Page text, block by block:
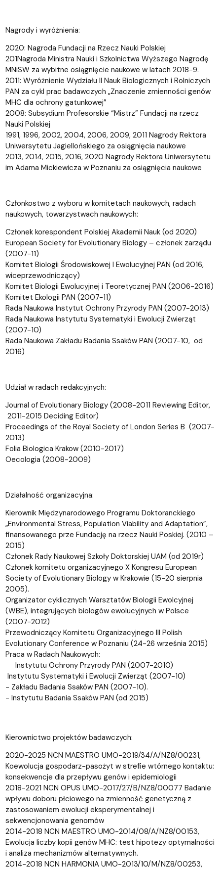
Nagrody i wyróżnienia:
2020: Nagroda Fundacji na Rzecz Nauki Polskiej
201Nagroda Ministra Nauki i Szkolnictwa Wyższego Nagrodę
MNiSW za wybitne osiągnięcie naukowe w latach 2018-9.
2011: Wyróżnienie Wydziału II Nauk Biologicznych i Rolniczych
PAN za cykl prac badawczych „Znaczenie zmienności genów
MHC dla ochrony gatunkowej”
2008: Subsydium Profesorskie “Mistrz” Fundacji na rzecz
Nauki Polskiej
1991, 1996, 2002, 2004, 2006, 2009, 2011 Nagrody Rektora
Uniwersytetu Jagiellońskiego za osiągnięcia naukowe
2013, 2014, 2015, 2016, 2020 Nagrody Rektora Uniwersytetu
im Adama Mickiewicza w Poznaniu za osiągnięcia naukowe
Członkostwo z wyboru w komitetach naukowych, radach
naukowych, towarzystwach naukowych:
Członek korespondent Polskiej Akademii Nauk (od 2020)
European Society for Evolutionary Biology – członek zarządu
(2007-11)
Komitet Biologii Środowiskowej I Ewolucyjnej PAN (od 2016,
wiceprzewodniczący)
Komitet Biologii Ewolucyjnej i Teoretycznej PAN (2006-2016)
Komitet Ekologii PAN (2007-11)
Rada Naukowa Instytut Ochrony Przyrody PAN (2007-2013)
Rada Naukowa Instytutu Systematyki i Ewolucji Zwierząt
(2007-10)
Rada Naukowa Zakładu Badania Ssaków PAN (2007-10, od
2016)
Udział w radach redakcyjnych:
Journal of Evolutionary Biology (2008-2011 Reviewing Editor,
2011-2015 Deciding Editor)
Proceedings of the Royal Society of London Series B (2007-
2013)
Folia Biologica Krakow (2010-2017)
Oecologia (2008-2009)
Działalność organizacyjna:
Kierownik Międzynarodowego Programu Doktoranckiego
„Environmental Stress, Population Viability and Adaptation”,
finansowanego prze Fundację na rzecz Nauki Poskiej. (2010 –
2015)
Członek Rady Naukowej Szkoły Doktorskiej UAM (od 2019r)
Członek komitetu organizacyjnego X Kongresu European
Society of Evolutionary Biology w Krakowie (15-20 sierpnia
2005).
Organizator cyklicznych Warsztatów Biologii Ewolcyjnej
(WBE), integrujących biologów ewolucyjnych w Polsce
(2007-2012)
Przewodniczący Komitetu Organizacyjnego III Polish
Evolutionary Conference w Poznaniu (24-26 września 2015)
Praca w Radach Naukowych:
­ Instytutu Ochrony Przyrody PAN (2007-2010)
­ Instytutu Systematyki i Ewolucji Zwierząt (2007-10)
- Zakładu Badania Ssaków PAN (2007-10).
- Instytutu Badania Ssaków PAN (od 2015)
Kierownictwo projektów badawczych:
2020-2025 NCN MAESTRO UMO-2019/34/A/NZ8/00231,
Koewolucja gospodarz-pasożyt w strefie wtórnego kontaktu:
konsekwencje dla przepływu genów i epidemiologii
2018-2021 NCN OPUS UMO-2017/27/B/NZ8/00077 Badanie
wpływu doboru płciowego na zmienność genetyczną z
zastosowaniem ewolucji eksperymentalnej i
sekwencjonowania genomów
2014-2018 NCN MAESTRO UMO-2014/08/A/NZ8/00153,
Ewolucja liczby kopii genów MHC: test hipotezy optymalności
i analiza mechanizmów alternatywnych.
2014-2018 NCN HARMONIA UMO-2013/10/M/NZ8/00253,